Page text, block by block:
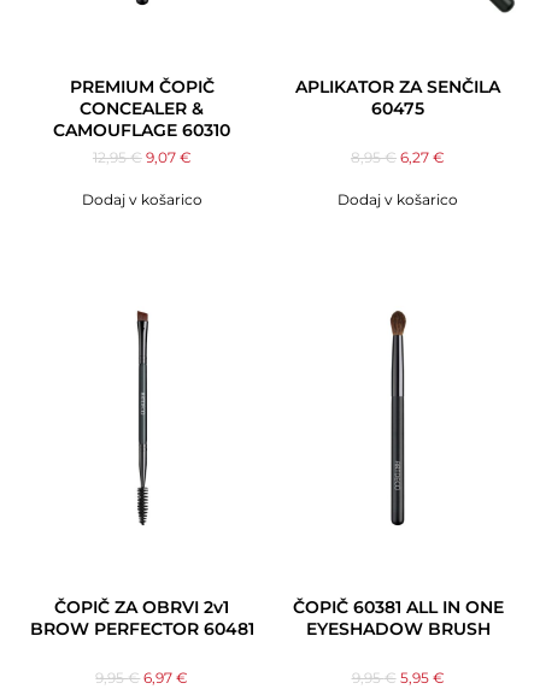
PREMIUM ČOPIČ
CONCEALER &
CAMOUFLAGE 60310
12,95€ 9,07 €
Dodaj v košarico
APLIKATOR ZA SENČILA
60475
8,95€ 6,27€
Dodaj v košarico
ČOPIČ ZA OBRVI 2v1
BROW PERFECTOR 60481
9,95€ 6,97€
ČOPIČ 60381 ALL IN ONE
EYESHADOW BRUSH
9,95€ 5,95 €